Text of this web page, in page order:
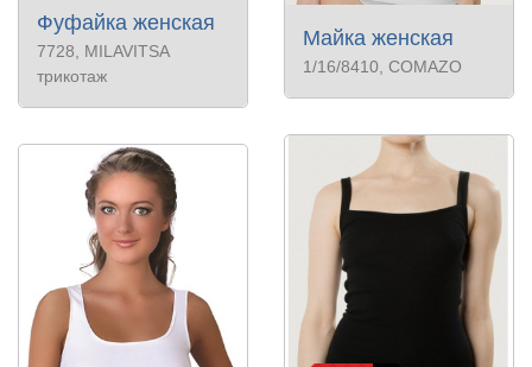
Фуфайка женская
7728, MILAVITSA
трикотаж
Майка женская
1/16/8410 , COMAZO